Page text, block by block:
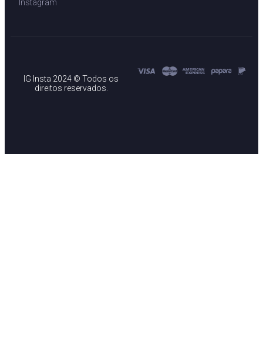
Instagram
IG Insta 2024 © Todos os
direitos reservados.